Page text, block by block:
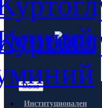
Меню
Институционален